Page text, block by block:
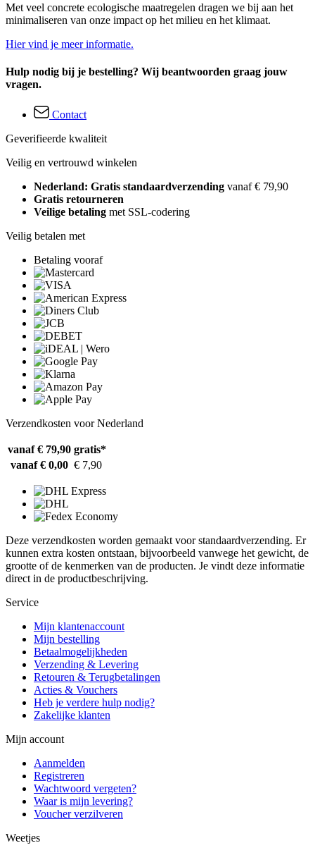
Met veel concrete ecologische maatregelen dragen we bij aan het
minimaliseren van onze impact op het milieu en het klimaat.
Hier vind je meer informatie.
Hulp nodig bij je bestelling? Wij beantwoorden graag jouw
vragen.
Contact
Geverifieerde kwaliteit
Veilig en vertrouwd winkelen
Nederland: Gratis standaardverzending vanaf € 79,90
Gratis retourneren
Veilige betaling met SSL-codering
Veilig betalen met
Betaling vooraf
Verzendkosten voor Nederland
vanaf € 79,90 gratis*
vanaf € 0,00 € 7,90
Deze verzendkosten worden gemaakt voor standaardverzending. Er
kunnen extra kosten ontstaan, bijvoorbeeld vanwege het gewicht, de
grootte of de kenmerken van de producten. Je vindt deze informatie
direct in de productbeschrijving.
Service
Mijn klantenaccount
Mijn bestelling
Betaalmogelijkheden
Verzending & Levering
Retouren & Terugbetalingen
Acties & Vouchers
Heb je verdere hulp nodig?
Zakelijke klanten
Mijn account
Aanmelden
Registreren
Wachtwoord vergeten?
Waar is mijn levering?
Voucher verzilveren
Weetjes